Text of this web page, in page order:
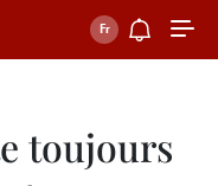
toujours